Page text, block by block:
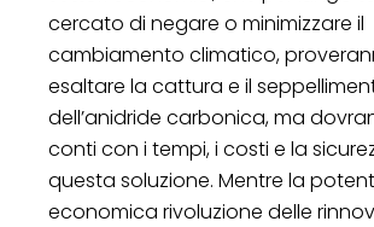
cercato di negare o minimizzare il
cambiamento climatico,
esaltare la cattura e il
dell’anidride carbonica, ma
conti con i tempi, i costi e la
questa soluzione. Mentre la
economica rivoluzione delle